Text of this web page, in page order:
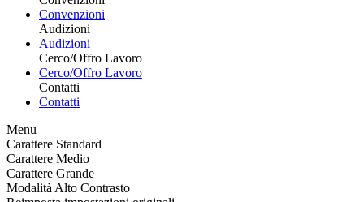
Convenzioni
Audizioni
Audizioni
Cerco/Offro Lavoro
Cerco/Offro Lavoro
Contatti
Contatti
Menu
Carattere Standard
Carattere Medio
Carattere Grande
Modalità Alto Contrasto